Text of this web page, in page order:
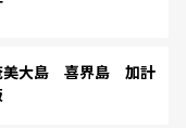
大島 喜界島 加計